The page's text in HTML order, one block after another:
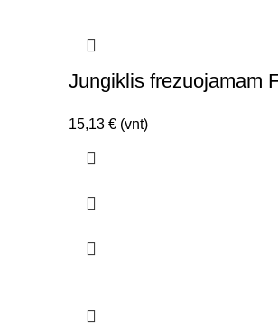
Jungiklis frezuojamam
15,13 € (vnt)